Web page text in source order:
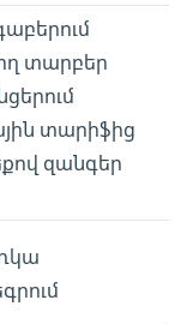
տարբեր
տարիֆից
զանգեր